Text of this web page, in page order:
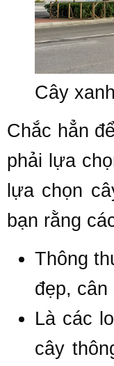
Cây
Chắc hẳn
phải lựa
lựa chọn
bạn rằng
Thông
đẹp, cân
Là các
cây